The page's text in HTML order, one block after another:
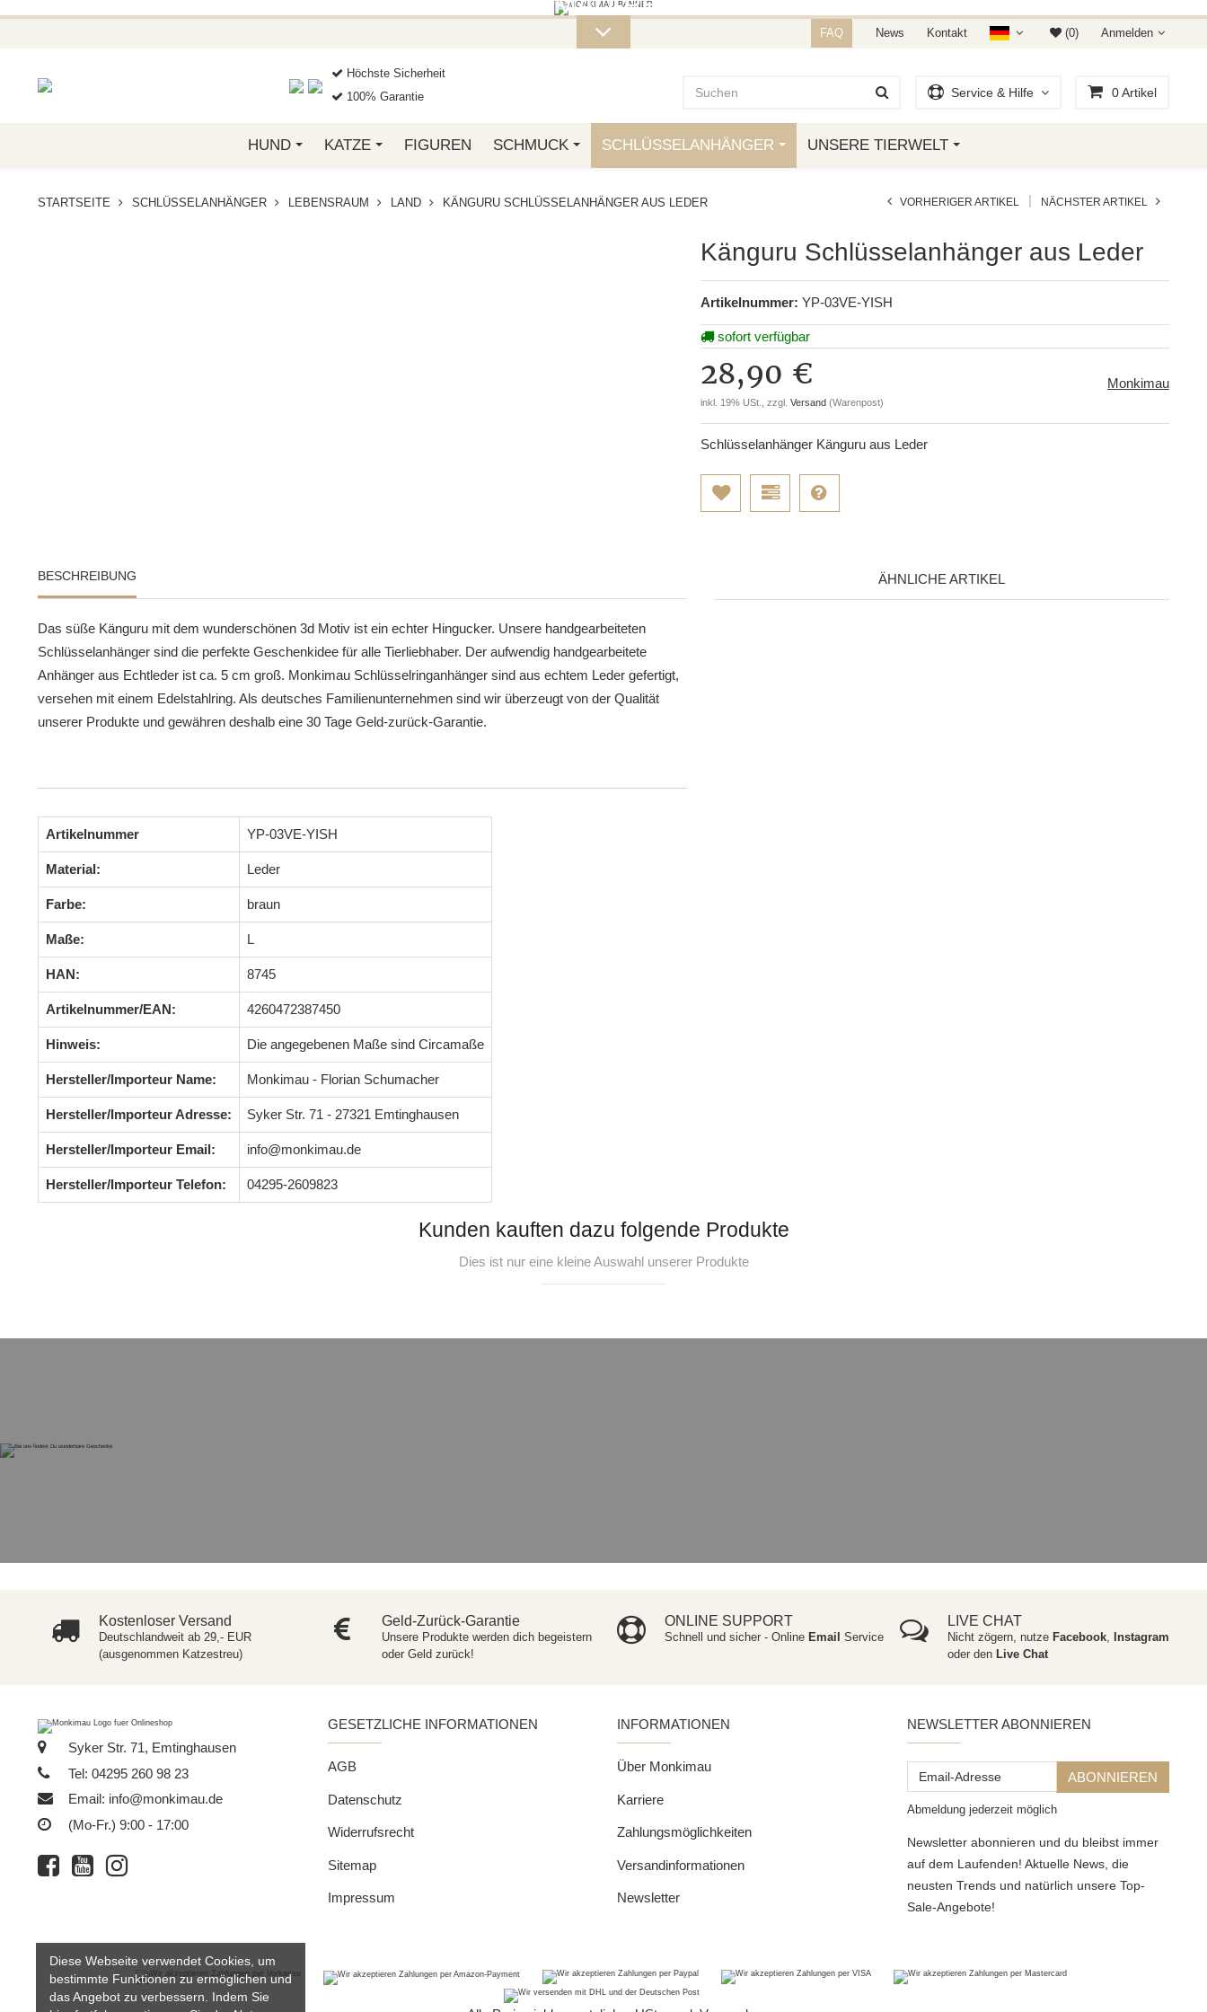
OTTO.
FAQ News Kontakt (0) Anmelden
Höchste Sicherheit
100% Garantie
Service & Hilfe 0Artikel
HUND KATZE FIGUREN SCHMUCK SCHLÜSSELANHÄNGER UNSERE TIERWELT
STARTSEITE SCHLÜSSELANHÄNGER LEBENSRAUM LAND KÄNGURU SCHLÜSSELANHÄNGER AUS LEDER VORHERIGER ARTIKEL | NÄCHSTER ARTIKEL
Känguru Schlüsselanhänger aus Leder
Artikelnummer: YP-03VE-YISH
sofort verfügbar
28,90 €
inkl. 19% USt., zzgl. Versand (Warenpost)
Monkimau
Schlüsselanhänger Känguru aus Leder
BESCHREIBUNG
Das süße Känguru mit dem wunderschönen 3d Motiv ist ein echter Hingucker. Unsere handgearbeiteten
Schlüsselanhänger sind die perfekte Geschenkidee für alle Tierliebhaber. Der aufwendig handgearbeitete
Anhänger aus Echtleder ist ca. 5 cm groß. Monkimau Schlüsselringanhänger sind aus echtem Leder gefertigt,
versehen mit einem Edelstahlring. Als deutsches Familienunternehmen sind wir überzeugt von der Qualität
unserer Produkte und gewähren deshalb eine 30 Tage Geld-zurück-Garantie.
Artikelnummer YP-03VE-YISH
Material: Leder
Farbe: braun
Maße: L
HAN: 8745
Artikelnummer/EAN: 4260472387450
Hinweis: Die angegebenen Maße sind Circamaße
Hersteller/Importeur Name: Monkimau - Florian Schumacher
Hersteller/Importeur Adresse: Syker Str. 71 - 27321 Emtinghausen
Hersteller/Importeur Email: info@monkimau.de
Hersteller/Importeur Telefon: 04295-2609823
ÄHNLICHE ARTIKEL
Kunden kauften dazu folgende Produkte
Dies ist nur eine kleine Auswahl unserer Produkte
Kostenloser Versand
Deutschlandweit ab 29,- EUR
(ausgenommen Katzestreu)
Geld-Zurück-Garantie
Unsere Produkte werden dich begeistern
oder Geld zurück!
ONLINE SUPPORT
Schnell und sicher - Online Email Service
LIVE CHAT
Nicht zögern, nutze Facebook,
Instagram
oder denLive Chat
Syker Str. 71, Emtinghausen
Tel: 04295 260 98 23
Email: info@monkimau.de
(Mo-Fr.) 9:00 - 17:00
GESETZLICHE INFORMATIONEN
AGB
Datenschutz
Widerrufsrecht
Sitemap
Impressum
INFORMATIONEN
Über Monkimau
Karriere
Zahlungsmöglichkeiten
Versandinformationen
Newsletter
NEWSLETTER ABONNIEREN
Email-
ABONNIEREN
Abmeldung jederzeit möglich
Newsletter abonnieren und du bleibst immer
auf dem Laufenden! Aktuelle News, die
neusten Trends und natürlich unsere Top-
Sale-Angebote!
Diese Webseite verwendet Cookies, um
bestimmte Funktionen zu ermöglichen und
das Angebot zu verbessern. Indem Sie